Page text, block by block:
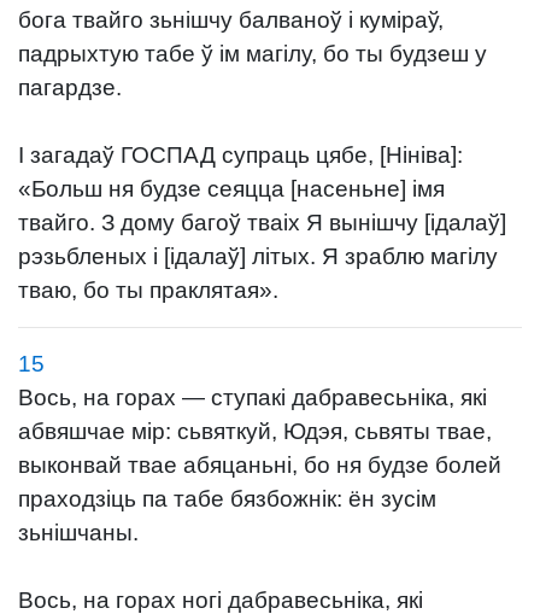
бога твайго зьнішчу балваноў і куміраў,
падрыхтую табе ў ім магілу, бо ты будзеш у
пагардзе.
І загадаў ГОСПАД супраць цябе, [Нініва]:
«Больш ня будзе сеяцца [насеньне] імя
твайго. З дому багоў тваіх Я вынішчу [ідалаў]
рэзьбленых і [ідалаў] літых. Я зраблю магілу
тваю, бо ты праклятая».
15
Вось, на горах — ступакі дабравесьніка, які
абвяшчае мір: сьвяткуй, Юдэя, сьвяты твае,
выконвай твае абяцаньні, бо ня будзе болей
праходзіць па табе бязбожнік: ён зусім
зьнішчаны.
Вось, на горах ногі дабравесьніка, які